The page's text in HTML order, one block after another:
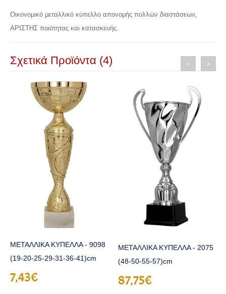
Οικονομικό μεταλλικό κύπελλο απονομής πολλών διαστάσεων,
ΑΡΙΣΤΗΣ ποιότητας και κατασκευής.
Σχετικά Προϊόντα (4)
ΜΕΤΑΛΛΙΚΑ ΚΥΠΕΛΛΑ - 9098
(19-20-25-29-31-36-41)cm
7,43€
ΜΕΤΑΛΛΙΚΑ ΚΥΠΕΛΛΑ - 2075
(48-50-55-57)cm
87,75€